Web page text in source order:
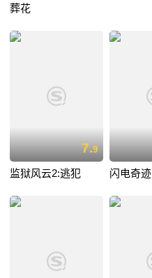
葬花
7.9
监狱风云2:逃犯 闪电奇迹